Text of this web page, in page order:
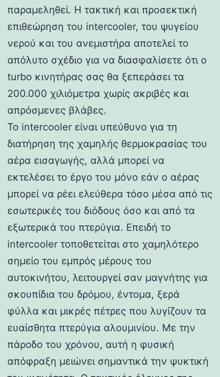
παραμεληθεί. Η τακτική και προσεκτική
επιθεώρηση του intercooler, του ψυγείου
νερού και του ανεμιστήρα αποτελεί το
απόλυτο σχέδιο για να διασφαλίσετε ότι ο
turbo κινητήρας σας θα ξεπεράσει τα
200.000 χιλιόμετρα χωρίς ακριβές και
απρόσμενες βλάβες.
Το intercooler είναι υπεύθυνο για τη
διατήρηση της χαμηλής θερμοκρασίας του
αέρα εισαγωγής, αλλά μπορεί να
εκτελέσει το έργο του μόνο εάν ο αέρας
μπορεί να ρέει ελεύθερα τόσο μέσα από τις
εσωτερικές του διόδους όσο και από τα
εξωτερικά του πτερύγια. Επειδή το
intercooler τοποθετείται στο χαμηλότερο
σημείο του εμπρός μέρους του
αυτοκινήτου, λειτουργεί σαν μαγνήτης για
σκουπίδια του δρόμου, έντομα, ξερά
φύλλα και μικρές πέτρες που λυγίζουν τα
ευαίσθητα πτερύγια αλουμινίου. Με την
πάροδο του χρόνου, αυτή η φυσική
απόφραξη μειώνει σημαντικά την ψυκτική